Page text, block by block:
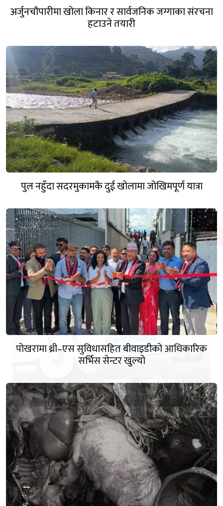
अर्जुनचौपारीमा खोला किनार र सार्वजनिक जग्गाका संरचना
हटाउने तयारी
पुल नहुँदा सदरमुकामकै दुई खोलामा जोखिमपूर्ण यात्रा
पोखरामा थ्री–एस सुविधासहित बीवाइडीको आधिकारिक
सर्भिस सेन्टर खुल्यो